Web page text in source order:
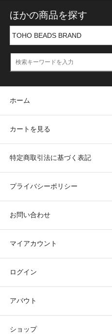
ほかの商品を探す
ホーム
カートを見る
特定商取引法に基づく表記
プライバシーポリシー
お問い合わせ
マイアカウント
ログイン
アバウト
ショップ